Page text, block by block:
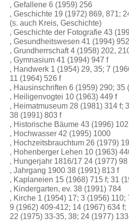
, Gefallene 6 (1959) 256
, Geschichte 19 (1972) 869, 871;
(s. auch Kreis, Geschichte)
, Geschichte der Fotografie 43
, Gesundheitswesen 41 (1994)
, Grundherrschaft 4 (1958) 202,
, Gymnasium 41 (1994) 947 f
, Handwerk 1 (1954) 29, 35; 7
11 (1964) 526 f
, Hausinschriften 6 (1959) 290; 35
, Heiligenvogtei 10 (1963) 449 f
, Heimatmuseum 28 (1981) 314 f;
38 (1991) 803 f
, Historische Bäume 43 (1996)
, Hochwasser 42 (1995) 1000
, Hochzeitsbrauchtum 26 (1979)
, Hohenberger Lehen 10 (1963)
, Hungerjahr 1816/17 24 (1977) 98
, Jahrgang 1900 38 (1991) 813 f
, Kaplaneien 15 (1968) 715 f; 31
, Kindergarten, ev. 38 (1991) 784
, Kirche 1 (1954) 17; 3 (1956) 110;
9 (1962) 409-412; 14 (1967) 634 f;
22 (1975) 33-35, 38; 24 (1977)